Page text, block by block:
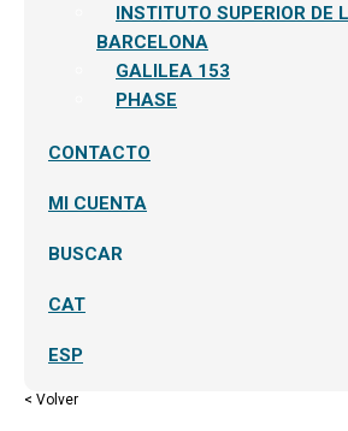
INSTITUTO SUPERIOR DE
BARCELONA
GALILEA 153
PHASE
CONTACTO
MI CUENTA
BUSCAR
CAT
ESP
< Volver